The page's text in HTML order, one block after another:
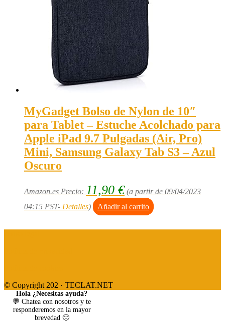
MyGadget Bolso de Nylon de 10″
para Tablet – Estuche Acolchado para
Apple iPad 9.7 Pulgadas (Air, Pro)
Mini, Samsung Galaxy Tab S3 – Azul
Oscuro
Amazon.es Precio: 11,90 € (a partir de 09/04/2023
04:15 PST- Detalles) Añadir al carrito
© Copyright 202 · TECLAT.NET
Hola ¿Necesitas ayuda?
💬 Chatea con nosotros y te
responderemos en la mayor
brevedad 🙂